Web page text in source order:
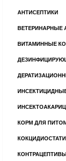
АНТИСЕПТИКИ
ВЕТЕРИНАРНЫЕ
ВИТАМИННЫЕ
КОРМ ДЛЯ